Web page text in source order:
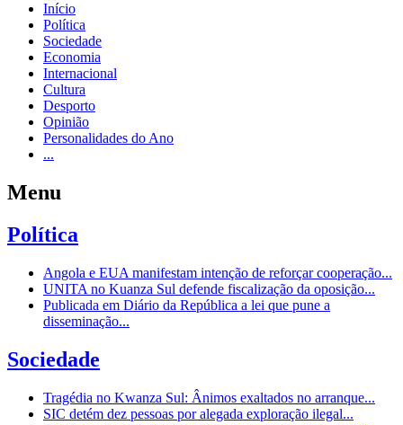
Início
Política
Sociedade
Economia
Internacional
Cultura
Desporto
Opinião
Personalidades do Ano
...
Menu
Política
Angola e EUA manifestam intenção de reforçar cooperação...
UNITA no Kuanza Sul defende fiscalização da oposição...
Publicada em Diário da República a lei que pune a
disseminação...
Sociedade
Tragédia no Kwanza Sul: Ânimos exaltados no arranque...
SIC detém dez pessoas por alegada exploração ilegal...